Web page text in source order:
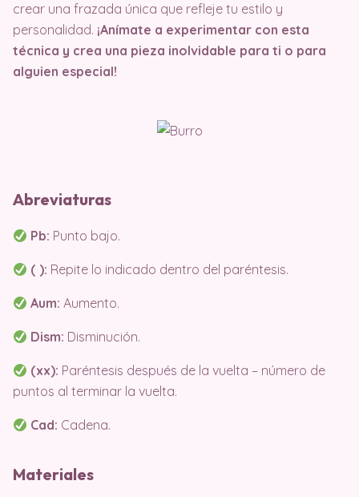
crear una frazada única que refleje tu estilo y
personalidad. ¡Anímate a experimentar con esta
técnica y crea una pieza inolvidable para ti o para
alguien especial!
Abreviaturas
Pb: Punto bajo.
( ): Repite lo indicado dentro del paréntesis.
Aum:Aumento.
Dism: Disminución.
(xx): Paréntesis después de la vuelta – número de
puntos al terminar la vuelta.
Cad: Cadena.
Materiales